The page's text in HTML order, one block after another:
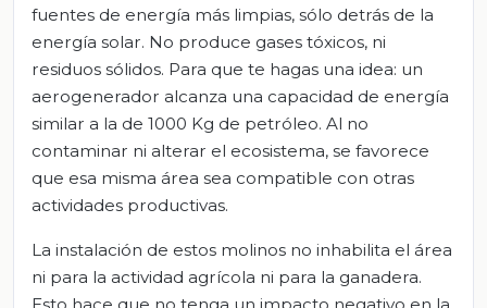
fuentes de energía más limpias, sólo detrás de la
energía solar. No produce gases tóxicos, ni
residuos sólidos. Para que te hagas una idea: un
aerogenerador alcanza una capacidad de energía
similar a la de 1000 Kg de petróleo. Al no
contaminar ni alterar el ecosistema, se favorece
que esa misma área sea compatible con otras
actividades productivas.
La instalación de estos molinos no inhabilita el área
ni para la actividad agrícola ni para la ganadera.